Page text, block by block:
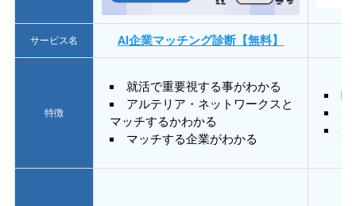
サービス名 AI企業マッチング診断【無料】
特徴
就活で重要視する事がわかる
アルテリア・ネットワークスと
マッチするかわかる
マッチする企業がわかる
質